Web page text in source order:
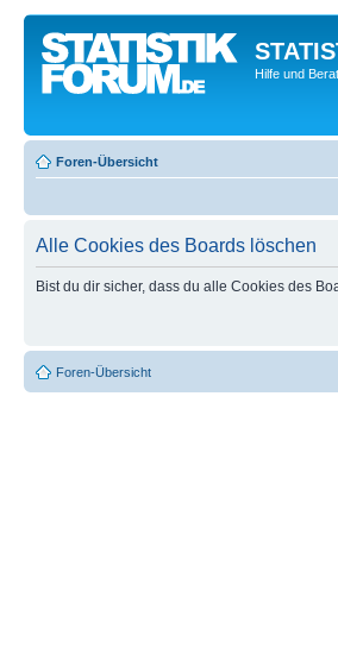
Hilfe und
Foren-Übersicht
Alle Cookies des Boards löschen
Bist du dir sicher, dass du alle Cookies des
Foren-Übersicht